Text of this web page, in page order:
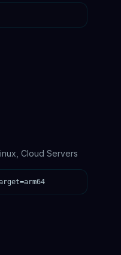
Cloud Servers